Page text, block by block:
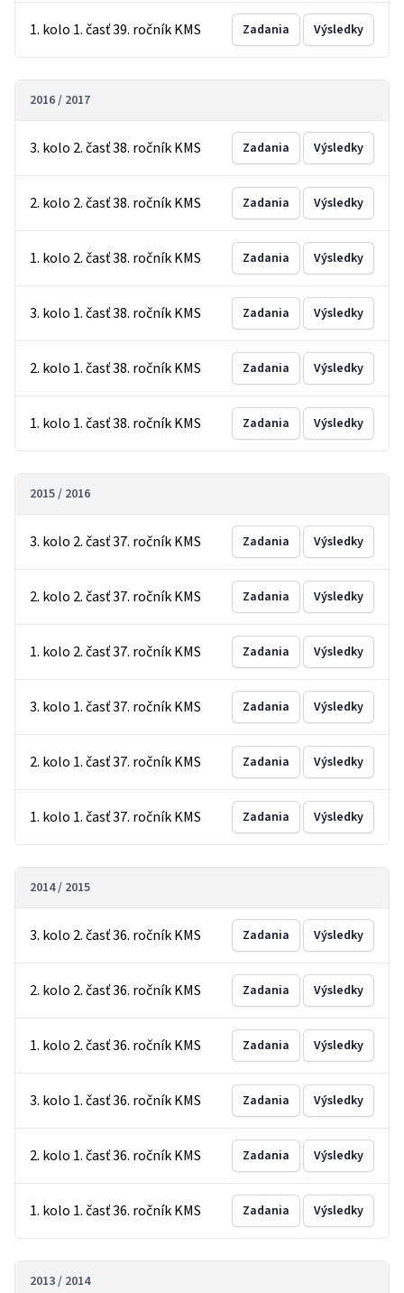
1. kolo 1. časť 39. ročník KMS Zadania Výsledky
2016 / 2017
3. kolo 2. časť 38. ročník KMS Zadania Výsledky
2. kolo 2. časť 38. ročník KMS Zadania Výsledky
1. kolo 2. časť 38. ročník KMS Zadania Výsledky
3. kolo 1. časť 38. ročník KMS Zadania Výsledky
2. kolo 1. časť 38. ročník KMS Zadania Výsledky
1. kolo 1. časť 38. ročník KMS Zadania Výsledky
2015 / 2016
3. kolo 2. časť 37. ročník KMS Zadania Výsledky
2. kolo 2. časť 37. ročník KMS Zadania Výsledky
1. kolo 2. časť 37. ročník KMS Zadania Výsledky
3. kolo 1. časť 37. ročník KMS Zadania Výsledky
2. kolo 1. časť 37. ročník KMS Zadania Výsledky
1. kolo 1. časť 37. ročník KMS Zadania Výsledky
2014 / 2015
3. kolo 2. časť 36. ročník KMS Zadania Výsledky
2. kolo 2. časť 36. ročník KMS Zadania Výsledky
1. kolo 2. časť 36. ročník KMS Zadania Výsledky
3. kolo 1. časť 36. ročník KMS Zadania Výsledky
2. kolo 1. časť 36. ročník KMS Zadania Výsledky
1. kolo 1. časť 36. ročník KMS Zadania Výsledky
2013 / 2014